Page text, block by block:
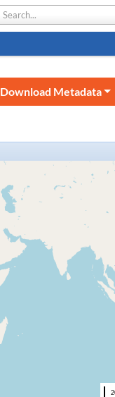
Search...
Download Metadata